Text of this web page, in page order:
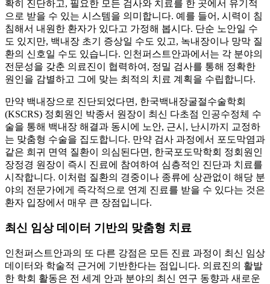
확히 진단하고, 필요한 모든 검사와 치료를 한 곳에서 유기적
으로 받을 수 있는 시스템을 의미합니다. 예를 들어, 시력이 침
침해서 내원한 환자가 있다고 가정해 봅시다. 단순 노안일 수
도 있지만, 백내장 초기 증상일 수도 있고, 녹내장이나 망막 질
환의 신호일 수도 있습니다. 인천퍼스트안과에서는 각 분야의
전문성을 갖춘 의료진이 협력하여, 정밀 검사를 통해 정확한
원인을 감별하고 그에 맞는 최적의 치료 계획을 수립합니다.
만약 백내장으로 진단되었다면, 한국백내장굴절수술학회
(KSCRS) 정회원인 박종서 원장이 최신 다초점 인공수정체 수
술을 통해 백내장 해결과 동시에 노안, 근시, 난시까지 교정하
는 맞춤형 수술을 집도합니다. 만약 검사 과정에서 포도막염과
같은 희귀 면역 질환이 의심된다면, 한국포도막학회 정회원인
장정경 원장이 즉시 진료에 참여하여 심층적인 진단과 치료를
시작합니다. 이처럼 질환의 경중이나 종류에 상관없이 해당 분
야의 전문가에게 즉각적으로 연계 진료를 받을 수 있다는 것은
환자 입장에서 매우 큰 장점입니다.
최신 임상 데이터 기반의 맞춤형 치료
인천퍼스트안과의 또 다른 강점은 모든 진료 과정이 최신 임상
데이터와 학술적 근거에 기반한다는 점입니다. 의료진의 활발
한 학회 활동은 전 세계 안과 분야의 최신 연구 동향과 새로운